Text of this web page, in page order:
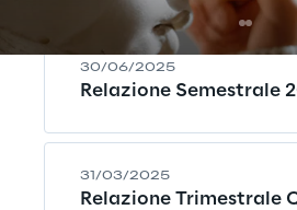
30/06/2025
Relazione Semestrale
31/03/2025
Relazione Trimestrale